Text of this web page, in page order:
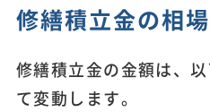
修繕積立金の相
修繕積立金の金額は、
て変動します。